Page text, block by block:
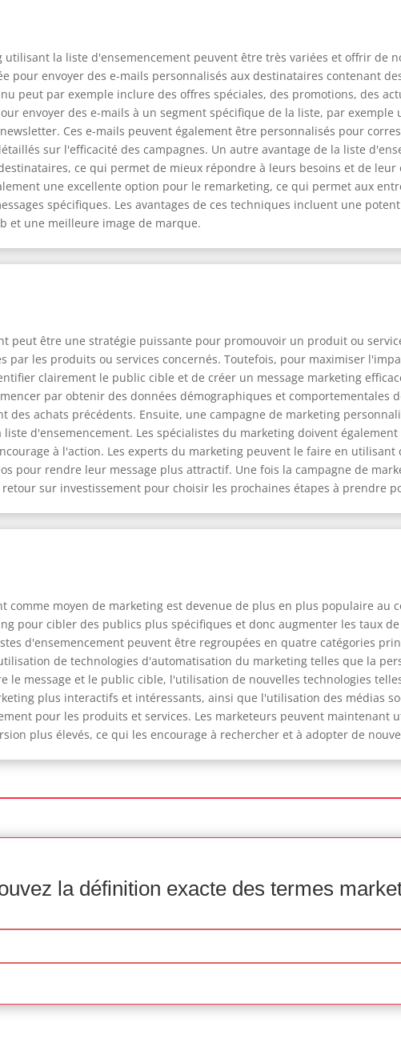
la liste d'ensemencement peuvent être très variées et offrir de
pour envoyer des e-mails personnalisés aux destinataires contenant
peut par exemple inclure des offres spéciales, des promotions, des
envoyer des e-mails à un segment spécifique de la liste, par
Ces e-mails peuvent également être personnalisés pour
sur l'efficacité des campagnes. Un autre avantage de la liste
ce qui permet de mieux répondre à leurs besoins et de
une excellente option pour le remarketing, ce qui permet aux
spécifiques. Les avantages de ces techniques incluent une
et une meilleure image de marque.
peut être une stratégie puissante pour promouvoir un produit ou
par les produits ou services concernés. Toutefois, pour maximiser
clairement le public cible et de créer un message marketing
par obtenir des données démographiques et comportementales
des achats précédents. Ensuite, une campagne de marketing
d'ensemencement. Les spécialistes du marketing doivent
à l'action. Les experts du marketing peuvent le faire en utilisant
pour rendre leur message plus attractif. Une fois la campagne de
sur investissement pour choisir les prochaines étapes à prendre
comme moyen de marketing est devenue de plus en plus populaire au
pour cibler des publics plus spécifiques et donc augmenter les taux
d'ensemencement peuvent être regroupées en quatre catégories
de technologies d'automatisation du marketing telles que la
le message et le public cible, l'utilisation de nouvelles technologies
plus interactifs et intéressants, ainsi que l'utilisation des médias
pour les produits et services. Les marketeurs peuvent maintenant
plus élevés, ce qui les encourage à rechercher et à adopter de
la définition exacte des termes